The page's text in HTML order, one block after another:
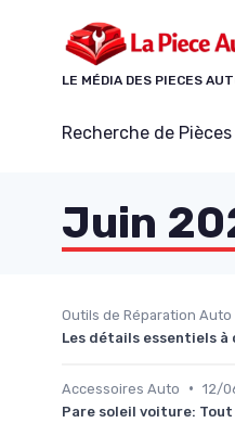
LE MÉDIA DES PIECES
Recherche de
Juin
Outils de Réparation Auto
Les détails essentiels
Accessoires Auto • 12/
Pare soleil voiture: